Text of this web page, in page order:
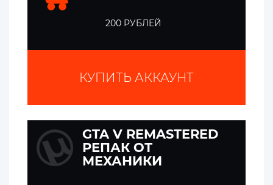
200 РУБЛЕЙ
КУПИТЬ АККАУНТ
GTA V REMASTERED
РЕПАК ОТ
МЕХАНИКИ